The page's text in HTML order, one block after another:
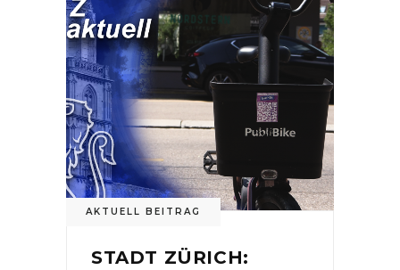
AKTUELL BEITRAG
STADT ZÜRICH: